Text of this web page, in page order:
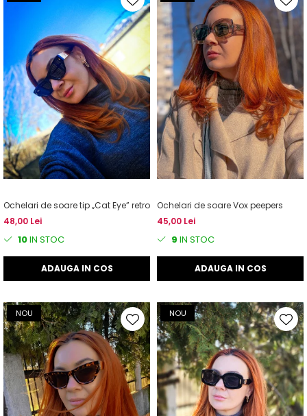
Ochelari de soare tip „Cat Eye” retro
48,00 Lei
10IN STOC
ADAUGA IN COS
Ochelari de soare Vox peepers
45,00 Lei
9 IN STOC
ADAUGA IN COS
NOU NOU